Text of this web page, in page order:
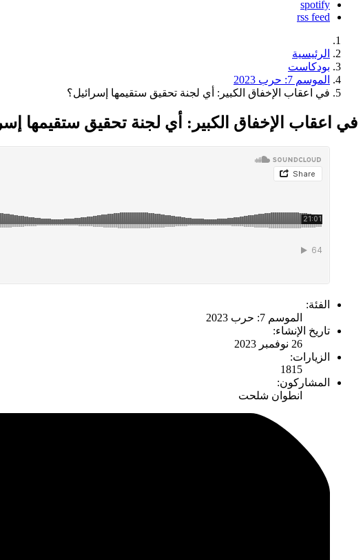
spotify
rss feed
الرئيسية
بودكاست
الموسم 7: حرب 2023
في اعقاب الإخفاق الكبير: أي لجنة تحقيق ستقيمها إسرائيل؟
في اعقاب الإخفاق الكبير: أي لجنة تحقيق ستقيمها
الفئة:
الموسم 7: حرب 2023
تاريخ الإنشاء:
26 نوفمبر 2023
الزيارات:
1815
المشاركون:
انطوان شلحت